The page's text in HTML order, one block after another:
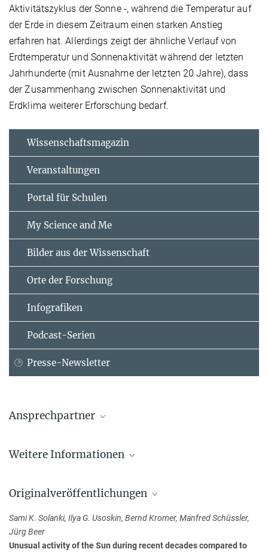
Aktivitätszyklus der Sonne -, während die Temperatur auf
der Erde in diesem Zeitraum einen starken Anstieg
erfahren hat. Allerdings zeigt der ähnliche Verlauf von
Erdtemperatur und Sonnenaktivität während der letzten
Jahrhunderte (mit Ausnahme der letzten 20 Jahre), dass
der Zusammenhang zwischen Sonnenaktivität und
Erdklima weiterer Erforschung bedarf.
Wissenschaftsmagazin
Veranstaltungen
Portal für Schulen
My Science and Me
Bilder aus der Wissenschaft
Orte der Forschung
Infografiken
Podcast-Serien
Presse-Newsletter
Ansprechpartner
Max-Planck-Institut für Sonnensystemforschung, Göttingen
Prof. Manfred Schüssler
Max-Planck-Institut für Sonnensystemforschung, Göttingen
+49 551 384979-469
Weitere Informationen
Klima?
Originalveröffentlichungen
Sami K. Solanki, Ilya G. Usoskin, Bernd Kromer, Manfred Schüssler,
Jürg Beer
Unusual activity of the Sun during recent decades compared to